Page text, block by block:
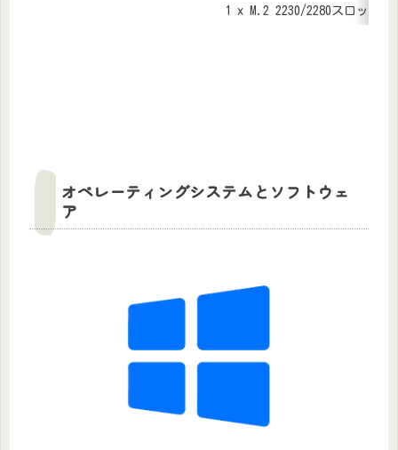
1 x M.2 2230/2280スロット（
オペレーティングシステムとソフトウェ
ア